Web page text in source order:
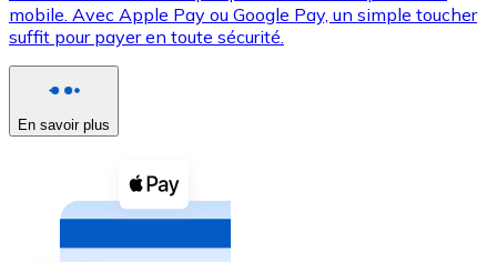
XRP
Voir toutes
Coupons crypto
Achetez des cryptomonnaies en espèces et d'autres
Acheter avec espèces
mobile. Avec Apple Pay ou Google Pay, un simple toucher
suffit pour payer en toute sécurité.
En savoir plus